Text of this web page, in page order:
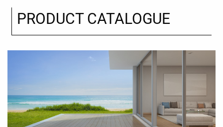
PRODUCT CATALOGUE